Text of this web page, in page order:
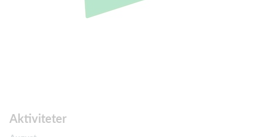
Aktiviteter